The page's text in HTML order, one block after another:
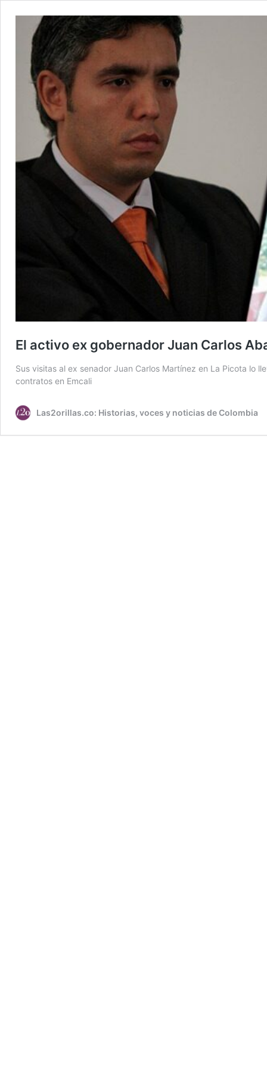
El activo ex gobernador Juan Carlos
Sus visitas al ex senador Juan Carlos Martínez en La Picota lo
contratos en Emcali
Las2orillas.co: Historias, voces y noticias de Colombia